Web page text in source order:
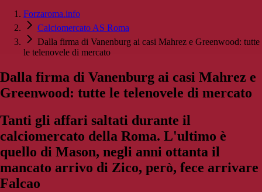
Forzaroma.info
Calciomercato AS Roma
Dalla firma di Vanenburg ai casi Mahrez e Greenwood: tutte
le telenovele di mercato
Dalla firma di Vanenburg ai casi Mahrez e
Greenwood: tutte le telenovele di mercato
Tanti gli affari saltati durante il
calciomercato della Roma. L'ultimo è
quello di Mason, negli anni ottanta il
mancato arrivo di Zico, però, fece arrivare
Falcao